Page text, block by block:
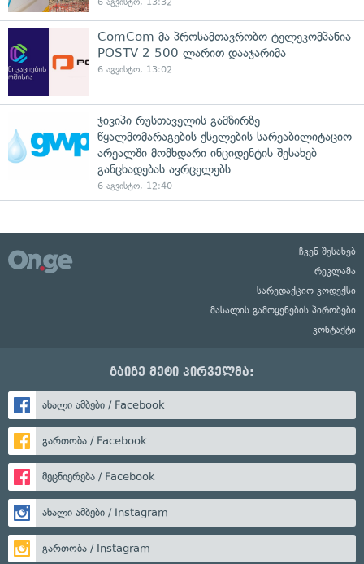
ComCom-მა პროსამთავრობო ტელეკომპანია
POSTV 2 500 ლარით დააჯარიმა
6 აგვისტო, 13:02
ჯივიპი რუსთაველის გამზირზე
წყალმომარაგების ქსელების სარეაბილიტაციო
არეალში მომხდარი ინციდენტის შესახებ
განცხადებას ავრცელებს
6 აგვისტო, 12:40
ჩვენ შესახებ
რეკლამა
სარედაქციო კოდექსი
მასალის გამოყენების პირობები
კონტაქტი
გაიგე მეტი პირველმა:
ახალი ამბები / Facebook
გართობა / Facebook
მეცნიერება / Facebook
ახალი ამბები / Instagram
გართობა / Instagram